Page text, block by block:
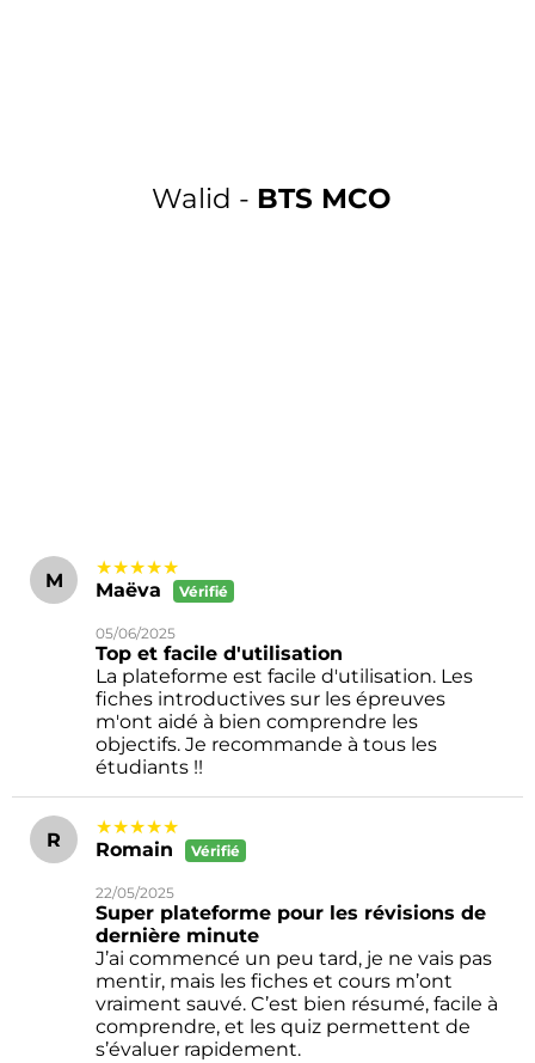
Walid - BTS MCO
M
★★★★★
Maëva
Vérifié
05/06/2025
Top et facile d'utilisation
La plateforme est facile d'utilisation. Les
fiches introductives sur les épreuves
m'ont aidé à bien comprendre les
objectifs. Je recommande à tous les
étudiants !!
R
★★★★★
Romain
Vérifié
22/05/2025
Super plateforme pour les révisions de
dernière minute
J’ai commencé un peu tard, je ne vais pas
mentir, mais les fiches et cours m’ont
vraiment sauvé. C’est bien résumé, facile à
comprendre, et les quiz permettent de
s’évaluer rapidement.